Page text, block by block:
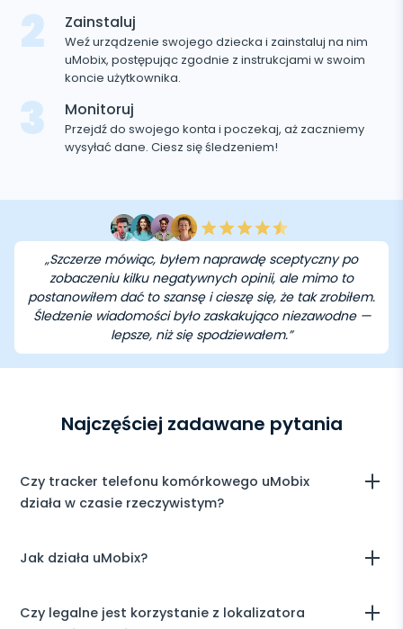
2 Zainstaluj
Weź urządzenie swojego dziecka i zainstaluj na nim
uMobix, postępując zgodnie z instrukcjami w swoim
koncie użytkownika.
3 Monitoruj
Przejdź do swojego konta i poczekaj, aż zaczniemy
wysyłać dane. Ciesz się śledzeniem!
„Szczerze mówiąc, byłem naprawdę sceptyczny po
zobaczeniu kilku negatywnych opinii, ale mimo to
postanowiłem dać to szansę i cieszę się, że tak zrobiłem.
Śledzenie wiadomości było zaskakująco niezawodne —
lepsze, niż się spodziewałem.”
Najczęściej zadawane pytania
Czy tracker telefonu komórkowego uMobix
działa w czasie rzeczywistym?
użytkownicy i wysyła raporty bezpośrednio na Twoje konto
Jak działa uMobix?
urządzeń docelowych w trybie ukrytym. Wszystkie
Czy legalne jest korzystanie z lokalizatora